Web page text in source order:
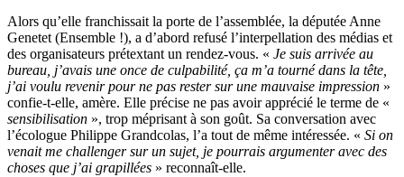
Alors qu’elle franchissait la porte de l’assemblée, la députée Anne
Genetet (Ensemble !), a d’abord refusé l’interpellation des médias et
des organisateurs prétextant un rendez-vous. « Je suis arrivée au
bureau, j’avais une once de culpabilité, ça m’a tourné dans la tête,
j’ai voulu revenir pour ne pas rester sur une mauvaise impression »
confie-t-elle, amère. Elle précise ne pas avoir apprécié le terme de «
sensibilisation », trop méprisant à son goût. Sa conversation avec
l’écologue Philippe Grandcolas, l’a tout de même intéressée. « Si on
venait me challenger sur un sujet, je pourrais argumenter avec des
choses que j’ai grapillées » reconnaît-elle.